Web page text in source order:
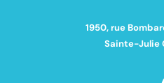
1950, rue
Sainte-Julie